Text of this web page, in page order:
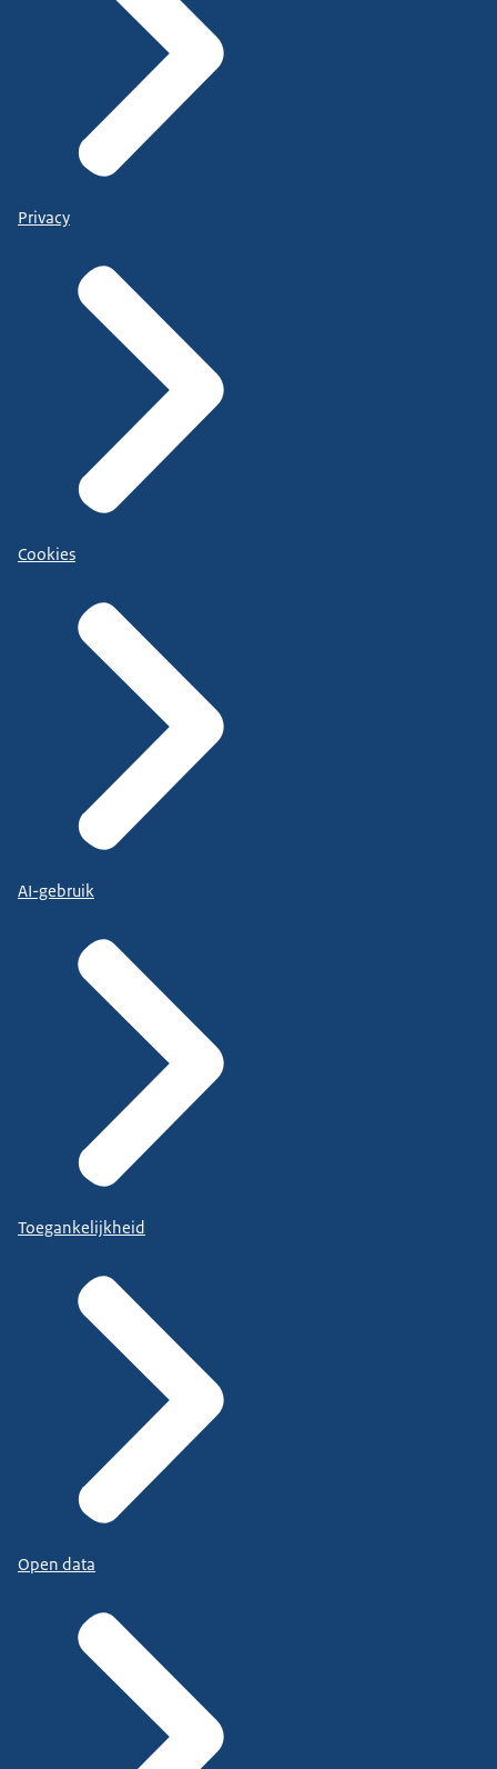
Privacy
Cookies
AI-gebruik
Toegankelijkheid
Open data